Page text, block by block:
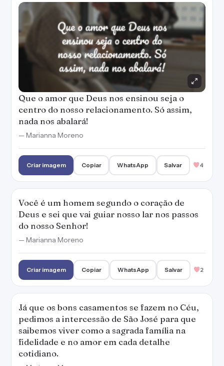
Que o amor que Deus nos ensinou seja o
centro do nosso relacionamento. Só assim,
nada nos abalará!
— Marianna Moreno
Criar imagem Copiar WhatsApp Salvar 4
Você é um homem segundo o coração de
Deus e sei que vai guiar nosso lar nos passos
do nosso Senhor!
— Marianna Moreno
Criar imagem Copiar WhatsApp Salvar 2
Já que os bons casamentos se fazem no Céu,
pedimos a intercessão de São José para que
saibemos viver como a sagrada família na
fidelidade e no amor em cada detalhe
cotidiano.